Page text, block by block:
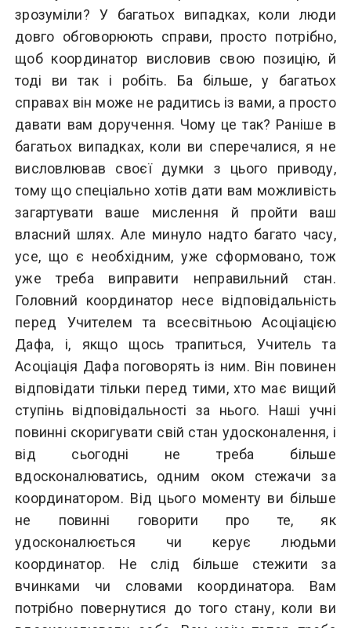
зрозуміли? У багатьох випадках, коли люди
довго обговорюють справи, просто потрібно,
щоб координатор висловив свою позицію, й
тоді ви так і робіть. Ба більше, у багатьох
справах він може не радитись із вами, а просто
давати вам доручення. Чому це так? Раніше в
багатьох випадках, коли ви сперечалися, я не
висловлював своєї думки з цього приводу,
тому що спеціально хотів дати вам можливість
загартувати ваше мислення й пройти ваш
власний шлях. Але минуло надто багато часу,
усе, що є необхідним, уже сформовано, тож
уже треба виправити неправильний стан.
Головний координатор несе відповідальність
перед Учителем та всесвітньою Асоціацією
Дафа, і, якщо щось трапиться, Учитель та
Асоціація Дафа поговорять із ним. Він повинен
відповідати тільки перед тими, хто має вищий
ступінь відповідальності за нього. Наші учні
повинні скоригувати свій стан удосконалення, і
від сьогодні не треба більше
вдосконалюватись, одним оком стежачи за
координатором. Від цього моменту ви більше
не повинні говорити про те, як
удосконалюється чи керує людьми
координатор. Не слід більше стежити за
вчинками чи словами координатора. Вам
потрібно повернутися до того стану, коли ви